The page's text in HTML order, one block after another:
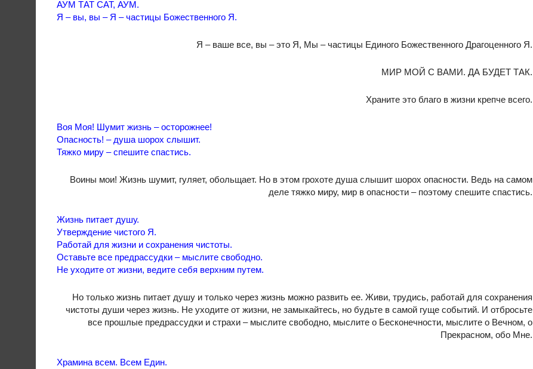
АУМ ТАТ САТ, АУМ.
Я – вы, вы – Я – частицы Божественного Я.
Я – ваше все, вы – это Я, Мы – частицы Единого Божественного Драгоценного Я.
МИР МОЙ С ВАМИ. ДА БУДЕТ ТАК.
Храните это благо в жизни крепче всего.
Воя Моя! Шумит жизнь – осторожнее!
Опасность! – душа шорох слышит.
Тяжко миру – спешите спастись.
Воины мои! Жизнь шумит, гуляет, обольщает. Но в этом грохоте душа слышит шорох опасности. Ведь на самом
деле тяжко миру, мир в опасности – поэтому спешите спастись.
Жизнь питает душу.
Утверждение чистого Я.
Работай для жизни и сохранения чистоты.
Оставьте все предрассудки – мыслите свободно.
Не уходите от жизни, ведите себя верхним путем.
Но только жизнь питает душу и только через жизнь можно развить ее. Живи, трудись, работай для сохранения
чистоты души через жизнь. Не уходите от жизни, не замыкайтесь, но будьте в самой гуще событий. И отбросьте
все прошлые предрассудки и страхи – мыслите свободно, мыслите о Бесконечности, мыслите о Вечном, о
Прекрасном, обо Мне.
Храмина всем. Всем Един.